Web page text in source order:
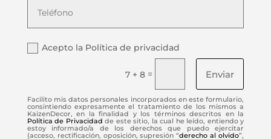
Acepto la Política de privacidad
7 + 8 = Enviar
Facilito mis datos personales incorporados en este formulario,
consintiendo expresamente el tratamiento de los mismos a
KaizenDecor, en la finalidad y los términos descritos en la
Política de Privacidad de este sitio, la cual he leído, entiendo y
estoy informado/a de los derechos que puedo ejercitar
(acceso, rectificación, oposición, supresión “derecho al olvido”,